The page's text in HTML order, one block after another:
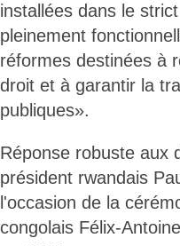
installées dans le
pleinement
réformes destinées à
droit et à garantir la
publiques».
Réponse robuste aux
président rwandais
l'occasion de la
congolais Félix-